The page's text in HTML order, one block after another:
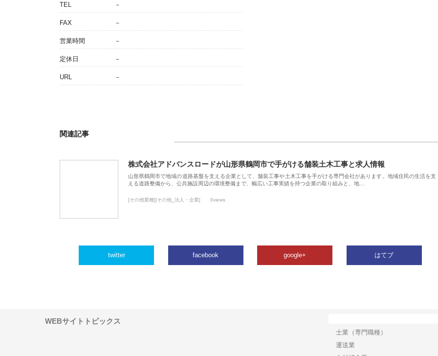
TEL －
FAX －
営業時間 －
定休日 －
URL －
関連記事
株式会社アドバンスロードが山形県鶴岡市で手がける舗装土木工事と求人情報
山形県鶴岡市で地域の道路基盤を支える企業として、舗装工事や土木工事を手がける専門会社があります。地域住民の生活を支
える道路整備から、公共施設周辺の環境整備まで、幅広い工事実績を持つ企業の取り組みと、地…
[その他業種][その他_法人・企業] 0views
twitter facebook google+ はてブ
WEBサイトトピックス
士業（専門職種）
運送業